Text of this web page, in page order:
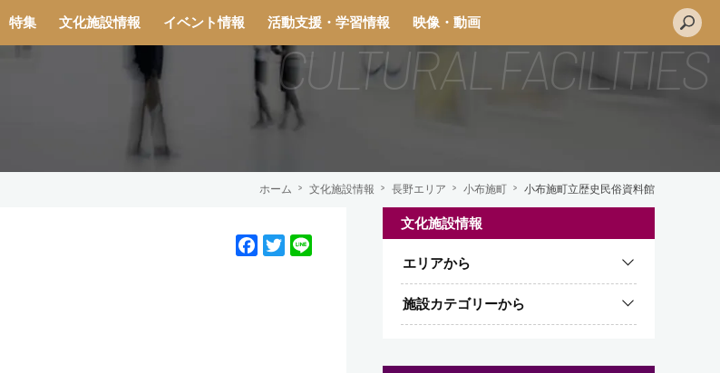
特集 文化施設情報 イベント情報 活動支援・学習情報 映像・動画
ホーム 文化施設情報 長野エリア 小布施町 小布施町立歴史民俗資料館
F
T
文化施設情報
エリアから
施設カテゴリーから